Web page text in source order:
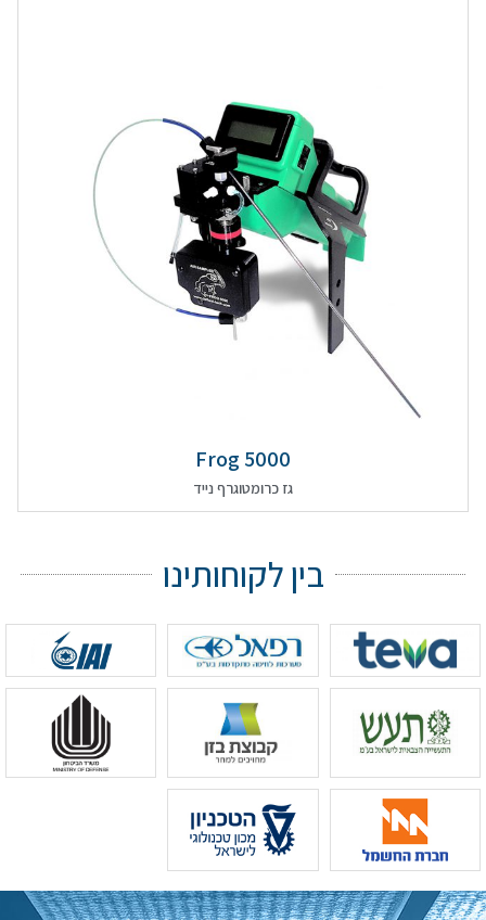
Frog 5000
גז כרומטוגרף נייד
בין לקוחותינו